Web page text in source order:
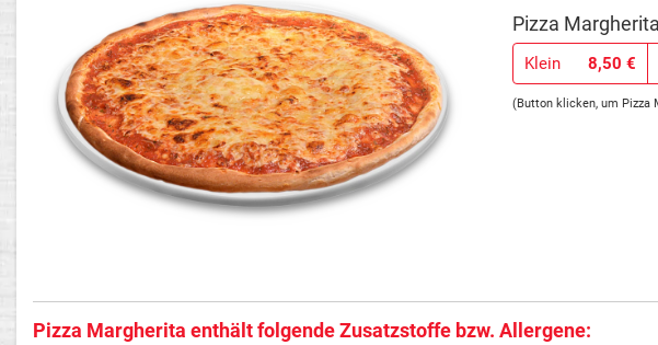
Pizza
Klein 8,50 €
(Button klicken, um Pizza
Pizza Margherita enthält folgende Zusatzstoffe bzw. Allergene: